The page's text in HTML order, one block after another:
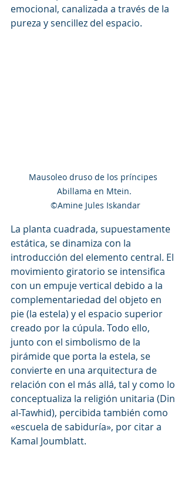
emocional, canalizada a través de la
pureza y sencillez del espacio.
Mausoleo druso de los príncipes
Abillama en Mtein.
©Amine Jules Iskandar
La planta cuadrada, supuestamente
estática, se dinamiza con la
introducción del elemento central. El
movimiento giratorio se intensifica
con un empuje vertical debido a la
complementariedad del objeto en
pie (la estela) y el espacio superior
creado por la cúpula. Todo ello,
junto con el simbolismo de la
pirámide que porta la estela, se
convierte en una arquitectura de
relación con el más allá, tal y como lo
conceptualiza la religión unitaria (Din
al-Tawhid), percibida también como
«escuela de sabiduría», por citar a
Kamal Joumblatt.